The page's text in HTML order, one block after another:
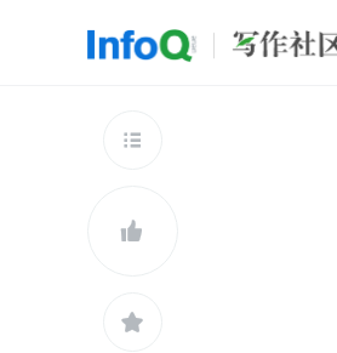
查看更多


